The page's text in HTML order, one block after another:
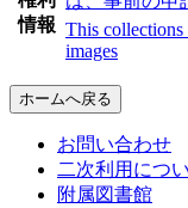
情報 This collections
images
ホームへ戻る
お問い合わせ
二次利用につ
附属図書館